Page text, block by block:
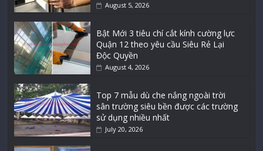
August 5, 2026
Bật Mới 3 tiêu chí cắt kính cường lực
Quận 12 theo yêu cầu Siêu Rẻ Lại
Độc Quyền
August 4, 2026
Top 7 mẫu dù che nắng ngoài trời
sân trường siêu bền được các trường
sử dụng nhiều nhất
July 20, 2026